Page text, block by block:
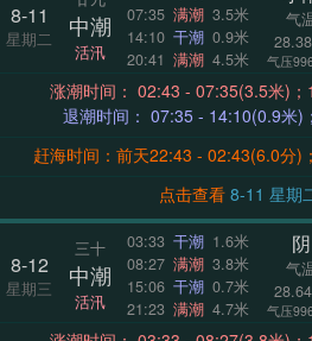
8-11
星期二 中潮
活汛
07:35 满潮 3.5米
14:10 干潮 0.9米
20:41 满潮 4.5米
气
气压
涨潮时间： 02:43 -
退潮时间： 07:35 -
赶海时间：前天22:43 - 02:43(6.0分)
点击查看
8-11 星
8-12
星期三
三十
中潮
活汛
03:33 干潮 1.6米
08:27 满潮 3.8米
15:06 干潮 0.7米
21:23 满潮 4.7米
阴
气
气压